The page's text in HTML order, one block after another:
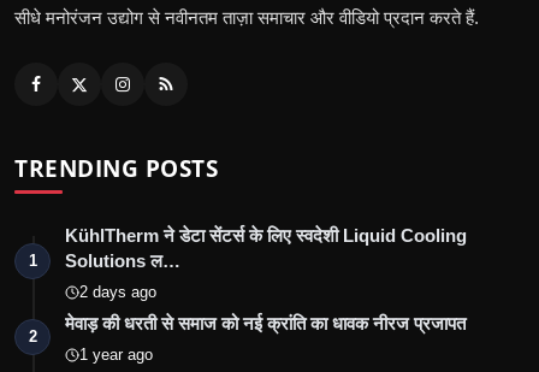
सीधे मनोरंजन उद्योग से नवीनतम ताज़ा समाचार और वीडियो प्रदान करते हैं.
TRENDING POSTS
1
KühlTherm ने डेटा सेंटर्स के लिए स्वदेशी Liquid Cooling
Solutions ल…
2 days ago
2
मेवाड़ की धरती से समाज को नई क्रांति का धावक नीरज प्रजापत
1 year ago